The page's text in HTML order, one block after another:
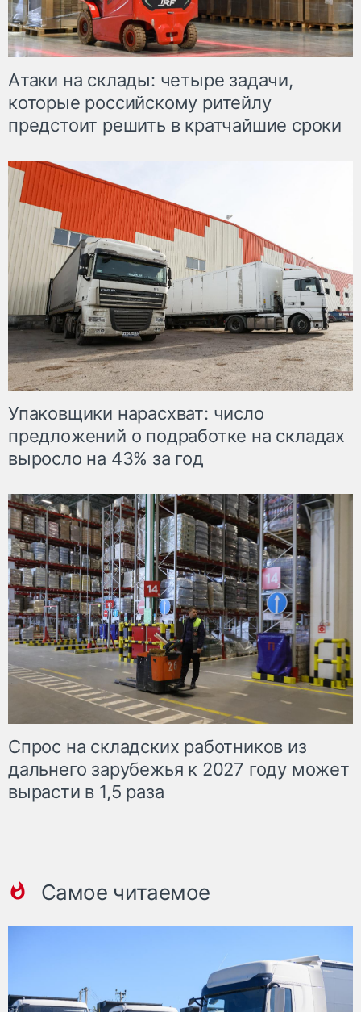
Атаки на склады: четыре задачи,
которые российскому ритейлу
предстоит решить в кратчайшие сроки
Упаковщики нарасхват: число
предложений о подработке на складах
выросло на 43% за год
Спрос на складских работников из
дальнего зарубежья к 2027 году может
вырасти в 1,5 раза
Самое читаемое